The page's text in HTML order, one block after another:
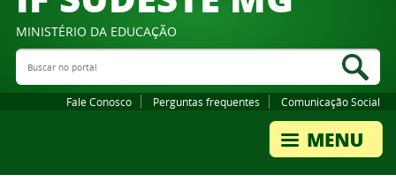
Legislação
MINISTÉRIO DA EDUCAÇÃO
Buscar no portal
Fale Conosco Perguntas frequentes Comunicação Social